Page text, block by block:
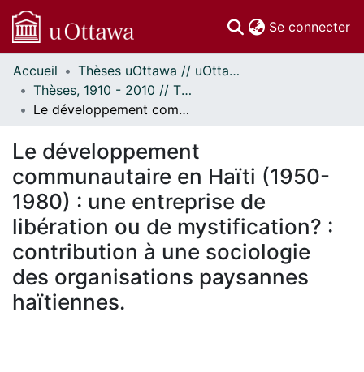
Se connecter
Communautés
et collections
Parcourir
À propos
Accueil
Thèses uOttawa // uOttawa Theses
Thèses, 1910 - 2010 // Theses, 1910 - 2010
Le développement communautaire en Haïti (1950-1980) : une entreprise de libération ou de mystification? : contribution à une sociologie des organisations paysannes haïtiennes.
Le développement
communautaire en Haïti (1950-
1980) : une entreprise de
libération ou de mystification? :
contribution à une sociologie
des organisations paysannes
haïtiennes.